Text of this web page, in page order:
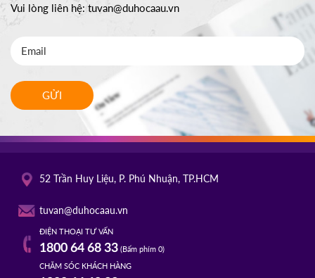
Vui lòng liên hệ:tuvan@duhocaau.vn
GỬI
52 Trần Huy Liệu, P. Phú Nhuận, TP.HCM
tuvan@duhocaau.vn
ĐIỆN THOẠI TƯ VẤN
1800 64 68 33(Bấm phím 0)
CHĂM SÓC KHÁCH HÀNG